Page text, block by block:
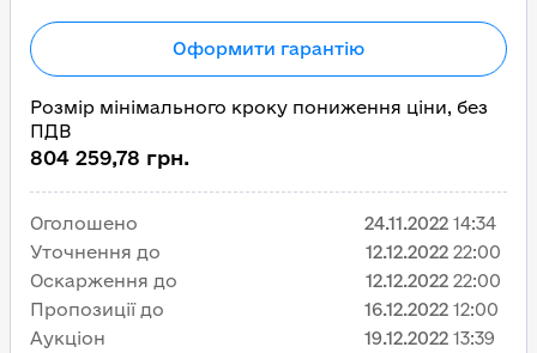
Оформити гарантію
Розмір мінімального кроку пониження ціни, без
ПДВ
804 259,78 грн.
Оголошено 24.11.2022 14:34
Уточнення до
12.12.2022 22:00
Оскарження до
12.12.2022 22:00
Пропозиції до
16.12.2022 12:00
Аукціон
19.12.2022 13:39